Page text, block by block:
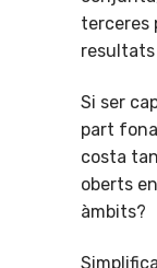
terceres
resultats
Si ser
part
costa
oberts
àmbits?